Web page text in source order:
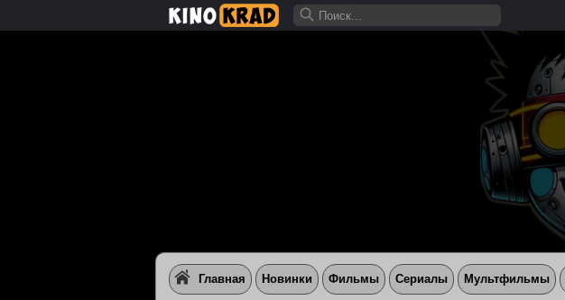
Главная Новинки Фильмы Сериалы Мультфильмы